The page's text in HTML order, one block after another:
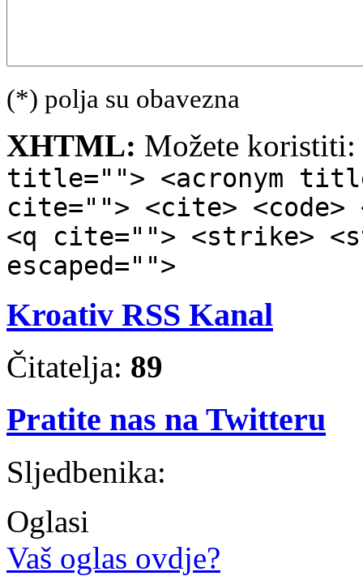
(*) polja su obavezna
XHTML: Možete koristiti:
title=""> <acronym
cite=""> <cite> <code>
<q cite=""> <strike>
escaped="">
Kroativ RSS Kanal
Čitatelja: 89
Pratite nas na Twitteru
Sljedbenika:
Oglasi
Vaš oglas ovdje?